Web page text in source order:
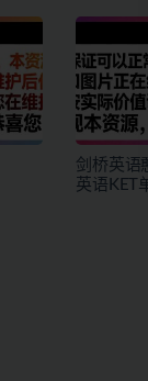
剑桥英语
英语KET